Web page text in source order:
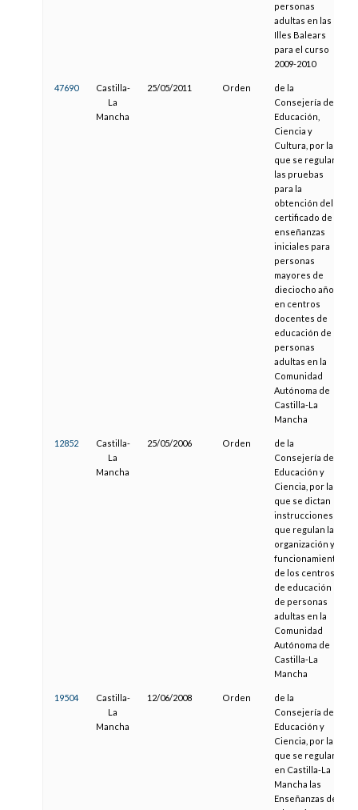
personas
adultas en las
Illes Balears
para el curso
2009-2010
47690
Castilla-
La
Mancha
25/05/2011 Orden
de la
Consejería de
Educación,
Ciencia y
Cultura, por la
que se regulan
las pruebas
para la
obtención del
certificado de
enseñanzas
iniciales para
personas
mayores de
dieciocho años
en centros
docentes de
educación de
personas
adultas en la
Comunidad
Autónoma de
Castilla-La
Mancha
12852
Castilla-
La
Mancha
25/05/2006 Orden
de la
Consejería de
Educación y
Ciencia, por la
que se dictan
instrucciones
que regulan la
organización y
funcionamiento
de los centros
de educación
de personas
adultas en la
Comunidad
Autónoma de
Castilla-La
Mancha
19504
Castilla-
La
Mancha
12/06/2008 Orden
de la
Consejería de
Educación y
Ciencia, por la
que se regulan
en Castilla-La
Mancha las
Enseñanzas de